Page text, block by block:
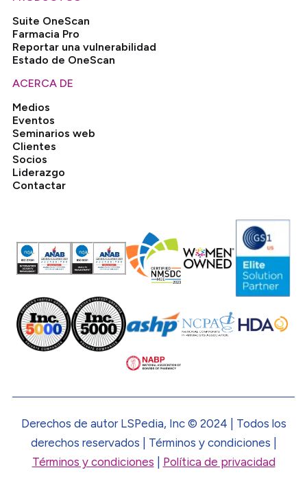
Suite OneScan
Farmacia Pro
Reportar una vulnerabilidad
Estado de OneScan
ACERCA DE
Medios
Eventos
Seminarios web
Clientes
Socios
Liderazgo
Contactar
Derechos de autor LSPedia, Inc © 2024 | Todos los
derechos reservados | Términos y condiciones |
Términos y condiciones
Política de privacidad